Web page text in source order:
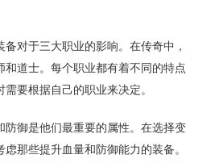
对于三大职业的影响。在传奇中，
和道士。每个职业都有着不同的特点
要根据自己的职业来决定。
防御是他们最重要的属性。在选择变
那些提升血量和防御能力的装备。